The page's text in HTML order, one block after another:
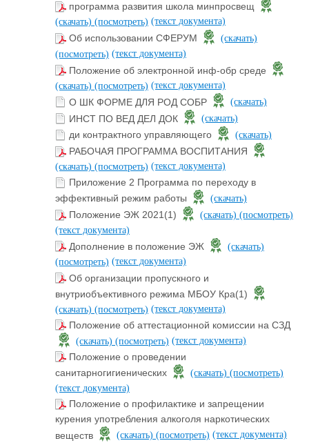
программа развития школа минпросвещ
(скачать) (посмотреть) (текст документа)
Об использовании СФЕРУМ
(скачать)
(посмотреть) (текст документа)
Положение об электронной инф-обр среде
(скачать) (посмотреть) (текст документа)
О ШК ФОРМЕ ДЛЯ РОД СОБР (скачать)
ИНСТ ПО ВЕД ДЕЛ ДОК (скачать)
ди контрактного управляющего (скачать)
РАБОЧАЯ ПРОГРАММА ВОСПИТАНИЯ
(скачать) (посмотреть) (текст документа)
Приложение 2 Программа по переходу в
эффективный режим работы
(скачать)
Положение ЭЖ 2021(1) (скачать) (посмотреть)
(текст документа)
Дополнение в положение ЭЖ
(скачать)
(посмотреть) (текст документа)
Об организации пропускного и
внутриобъективного режима МБОУ Кра(1)
(скачать) (посмотреть) (текст документа)
Положение об аттестационной комиссии на СЗД
(скачать) (посмотреть) (текст документа)
Положение о проведении
санитарногигиенических
(скачать) (посмотреть)
(текст документа)
Положение о профилактике и запрещении
курения употребления алкоголя наркотических
веществ
(скачать) (посмотреть) (текст документа)